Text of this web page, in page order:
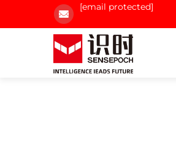
[email protected]